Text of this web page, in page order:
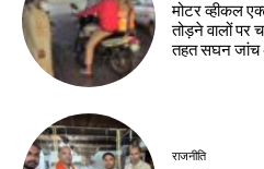
मोटर व्हीकल
तोड़ने वालों पर
तहत सघन जांच
राजनीति